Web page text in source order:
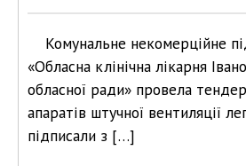
Комунальне некомерційне
«Обласна клінічна лікарня
обласної ради» провела
апаратів штучної вентиляції
підписали з […]